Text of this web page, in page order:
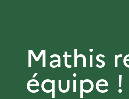
Mathis
équipe !